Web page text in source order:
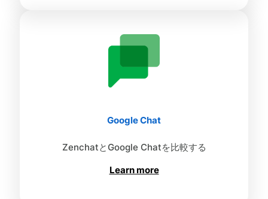
Google Chat
ZenchatとGoogle Chatを比較する
Learn more